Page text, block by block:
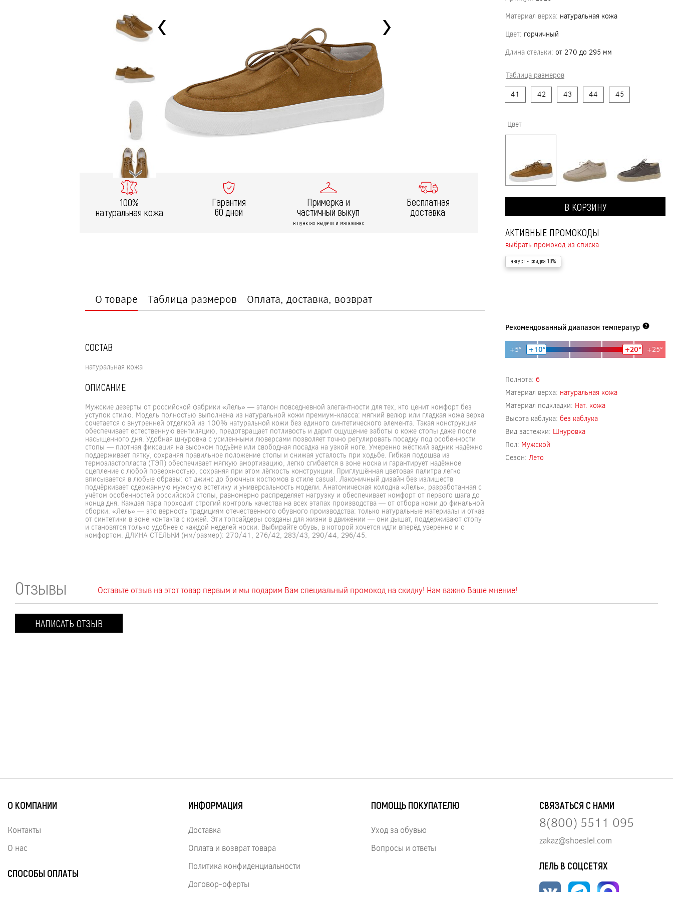
100%
натуральная кожа
Гарантия
60 дней
Примерка и
частичный выкуп
в пунктах выдачи и магазинах
Бесплатная
доставка
Материал верха: натуральная кожа
Цвет: горчичный
Длина стельки: от 270 до 295 мм
Таблица размеров
41
42 43 44 45
Цвет
В КОРЗИНУ
АКТИВНЫЕ ПРОМОКОДЫ
выбрать промокод из списка
август - скидка 10%
О товаре Таблица размеров Оплата, доставка, возврат
СОСТАВ
натуральная кожа
ОПИСАНИЕ
Мужские дезерты от российской фабрики «Лель» — эталон повседневной элегантности для тех, кто ценит комфорт без
уступок стилю. Модель полностью выполнена из натуральной кожи премиум-класса: мягкий велюр или гладкая кожа верха
сочетается с внутренней отделкой из 100% натуральной кожи без единого синтетического элемента. Такая конструкция
обеспечивает естественную вентиляцию, предотвращает потливость и дарит ощущение заботы о коже стопы даже после
насыщенного дня. Удобная шнуровка с усиленными люверсами позволяет точно регулировать посадку под особенности
стопы — плотная фиксация на высоком подъёме или свободная посадка на узкой ноге. Умеренно жёсткий задник надёжно
поддерживает пятку, сохраняя правильное положение стопы и снижая усталость при ходьбе. Гибкая подошва из
термоэластопласта (ТЭП) обеспечивает мягкую амортизацию, легко сгибается в зоне носка и гарантирует надёжное
сцепление с любой поверхностью, сохраняя при этом лёгкость конструкции. Приглушённая цветовая палитра легко
вписывается в любые образы: от джинс до брючных костюмов в стиле casual. Лаконичный дизайн без излишеств
подчёркивает сдержанную мужскую эстетику и универсальность модели. Анатомическая колодка «Лель», разработанная с
учётом особенностей российской стопы, равномерно распределяет нагрузку и обеспечивает комфорт от первого шага до
конца дня. Каждая пара проходит строгий контроль качества на всех этапах производства — от отбора кожи до финальной
сборки. «Лель» — это верность традициям отечественного обувного производства: только натуральные материалы и отказ
от синтетики в зоне контакта с кожей. Эти топсайдеры созданы для жизни в движении — они дышат, поддерживают стопу
и становятся только удобнее с каждой неделей носки. Выбирайте обувь, в которой хочется идти вперёд уверенно и с
комфортом. ДЛИНА СТЕЛЬКИ (мм/размер): 270/41, 276/42, 283/43, 290/44, 296/45.
Рекомендованный диапазон температур
+5° +10° +20° +25°
Полнота: 6
Материал верха: натуральная кожа
Материал подкладки: Нат. кожа
Высота каблука: без каблука
Вид застежки: Шнуровка
Пол: Мужской
Сезон: Лето
Отзывы Оставьте отзыв на этот товар первым и мы подарим Вам специальный промокод на скидку! Нам важно Ваше мнение!
НАПИСАТЬ ОТЗЫВ
О КОМПАНИИ
Контакты
О нас
СПОСОБЫ ОПЛАТЫ
ИНФОРМАЦИЯ
Доставка
Оплата и возврат товара
Политика конфиденциальности
Договор-оферты
ПОМОЩЬ ПОКУПАТЕЛЮ
Уход за обувью
Вопросы и ответы
СВЯЗАТЬСЯ С НАМИ
8(800) 5511 095
zakaz@shoeslel.com
ЛЕЛЬ В СОЦСЕТЯХ